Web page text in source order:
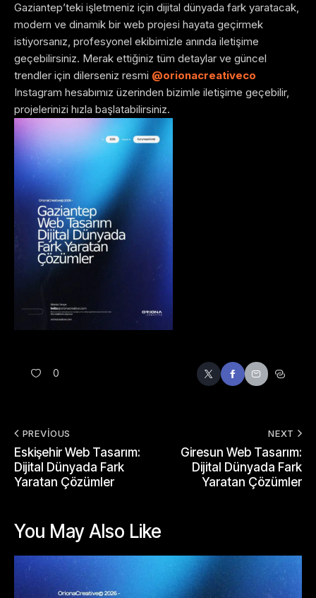
Gaziantep’teki işletmeniz için dijital dünyada fark yaratacak,
modern ve dinamik bir web projesi hayata geçirmek
istiyorsanız, profesyonel ekibimizle anında iletişime
geçebilirsiniz. Merak ettiğiniz tüm detaylar ve güncel
trendler için dilerseniz resmi @orionacreativeco
Instagram hesabımız üzerinden bizimle iletişime geçebilir,
projelerinizi hızla başlatabilirsiniz.
0
PREVIOUS
Eskişehir Web Tasarım:
Dijital Dünyada Fark
Yaratan Çözümler
NEXT
Giresun Web Tasarım:
Dijital Dünyada Fark
Yaratan Çözümler
You May Also Like